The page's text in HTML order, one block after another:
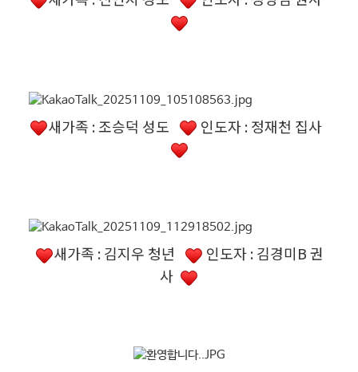
새가족 : 조승덕 성도 인도자 : 정재천 집사
새가족 : 김지우 청년
인도자 : 김경미B 권
사